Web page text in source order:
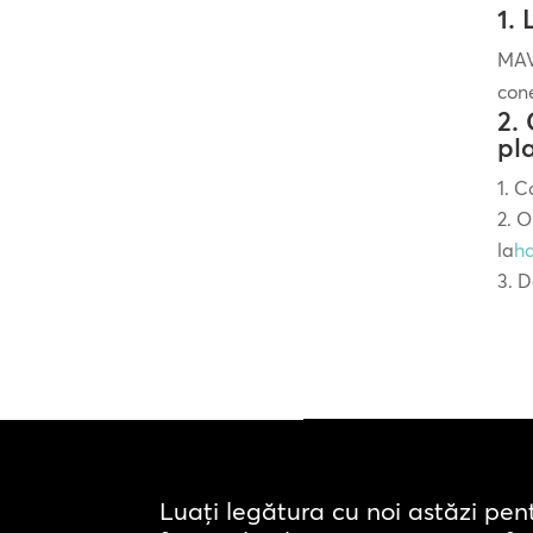
1.
2.
la
Luați legătura cu noi astăzi